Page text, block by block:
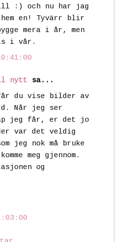
:) och nu har jag
en! Tyvärr blir
mera i år, men
i vår.
nytt sa...
du vise bilder av
Når jeg ser
jeg får, er det jo
var det veldig
jeg nok må bruke
meg gjennom.
og